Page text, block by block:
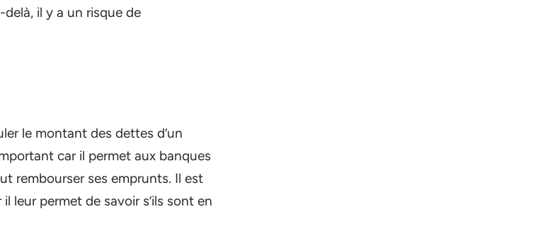
il y a un risque de
le montant des dettes d’un
car il permet aux banques
rembourser ses emprunts. Il est
leur permet de savoir s’ils sont en